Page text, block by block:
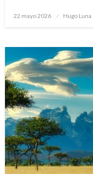
Publicado
22 mayo 2026 Hugo Luna